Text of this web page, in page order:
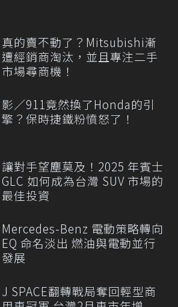
真的賣不動了？Mitsubishi漸
遭經銷商淘汰，並且專注二手
市場尋商機！
影／911竟然換了Honda的引
擎？保時捷鐵粉憤怒了！
讓對手望塵莫及！2025 年賓士
GLC 如何成為台灣 SUV 市場的
最佳投資
Mercedes-Benz 電動策略轉向
EQ 命名淡出 燃油與電動並行
發展
J SPACE翻轉戰局奪回輕型商